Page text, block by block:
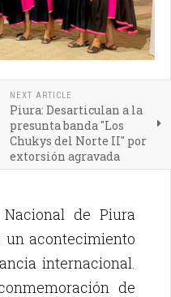
NEXT ARTICLE
Piura: Desarticulan a la
presunta banda "Los
Chukys del Norte II" por
extorsión agravada
de Piura
un acontecimiento
internacional.
de